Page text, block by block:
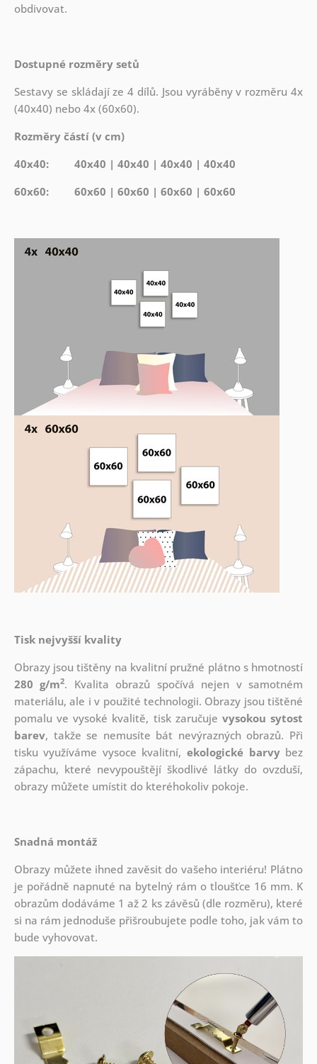
obdivovat.
Dostupné rozměry setů
Sestavy se skládají ze 4 dílů. Jsou vyráběny v rozměru 4x
(40x40) nebo 4x (60x60).
Rozměry částí (v cm)
40x40: 40x40 | 40x40 | 40x40 | 40x40
60x60: 60x60 | 60x60 | 60x60 | 60x60
Tisk nejvyšší kvality
Obrazy jsou tištěny na kvalitní pružné plátno s hmotností
280 g/m2. Kvalita obrazů spočívá nejen v samotném
materiálu, ale i v použité technologii. Obrazy jsou tištěné
pomalu ve vysoké kvalitě, tisk zaručuje vysokou sytost
barev, takže se nemusíte bát nevýrazných obrazů. Při
tisku využíváme vysoce kvalitní,ekologické barvybez
zápachu, které nevypouštějí škodlivé látky do ovzduší,
obrazy můžete umístit do kteréhokoliv pokoje.
Snadná montáž
Obrazy můžete ihned zavěsit do vašeho interiéru! Plátno
je pořádně napnuté na bytelný rám o tloušťce 16 mm. K
obrazům dodáváme 1 až 2 ks závěsů (dle rozměru), které
si na rám jednoduše přišroubujete podle toho, jak vám to
bude vyhovovat.